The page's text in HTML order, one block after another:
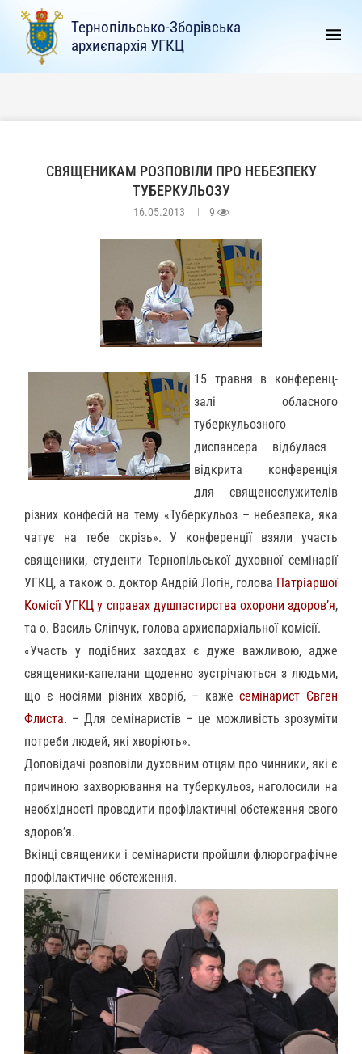
Тернопільсько-Зборівська
архиєпархія УГКЦ
СВЯЩЕНИКАМ РОЗПОВІЛИ ПРО НЕБЕЗПЕКУ
ТУБЕРКУЛЬОЗУ
16.05.2013 9
15 травня в конференц-
залі обласного
туберкульозного
диспансера відбулася
відкрита конференція
для священослужителів
різних конфесій на тему «Туберкульоз – небезпека, яка
чатує на тебе скрізь». У конференції взялиучасть
священики, студенти Тернопільської духовної семінарії
УГКЦ, а також о. доктор Андрій Логін, голова Патріаршої
Комісії УГКЦ у справах душпастирства охорони здоров’я,
та о. Василь Сліпчук, голова архиєпархіальної комісії.
«Участь у подібних заходах є дуже важливою, адже
священики-капелани щоденно зустрічаються з людьми,
що є носіями різних хворіб, – кажесемінарист Євген
Флиста. – Для семінаристів – це можливість зрозуміти
потреби людей, які хворіють».
Доповідачі розповіли духовним отцям про чинники, які є
причиною захворювання на туберкульоз, наголосили на
необхідності проводити профілактичні обстеження свого
здоров’я.
Вкінці священики і семінаристи пройшли флюрографічне
профілактичне обстеження.